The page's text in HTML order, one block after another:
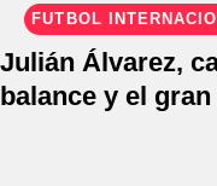
FÚTBOL
Julián Álvarez,
balance y el